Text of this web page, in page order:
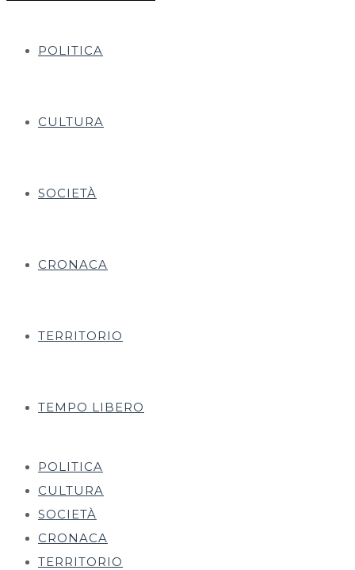
POLITICA
CULTURA
SOCIETÀ
CRONACA
TERRITORIO
TEMPO LIBERO
POLITICA
CULTURA
SOCIETÀ
CRONACA
TERRITORIO